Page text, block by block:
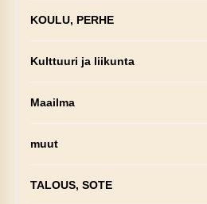
KOULU, PERHE
Kulttuuri ja liikunta
Maailma
muut
TALOUS, SOTE